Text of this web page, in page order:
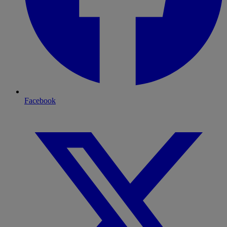
Facebook